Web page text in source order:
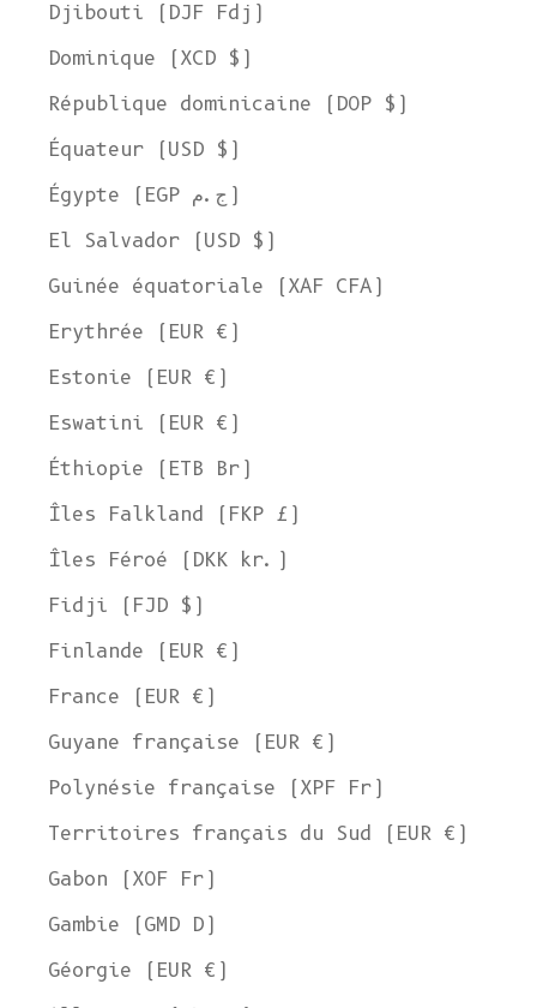
Djibouti (DJF Fdj)
Dominique (XCD $)
République dominicaine (DOP $)
Équateur (USD $)
Égypte (EGP ج.م)
El Salvador (USD $)
Guinée équatoriale (XAF CFA)
Erythrée (EUR €)
Estonie (EUR €)
Eswatini (EUR €)
Éthiopie (ETB Br)
Îles Falkland (FKP £)
Îles Féroé (DKK kr.)
Fidji (FJD $)
Finlande (EUR €)
France (EUR €)
Guyane française (EUR €)
Polynésie française (XPF Fr)
Territoires français du Sud (EUR €)
Gabon (XOF Fr)
Gambie (GMD D)
Géorgie (EUR €)